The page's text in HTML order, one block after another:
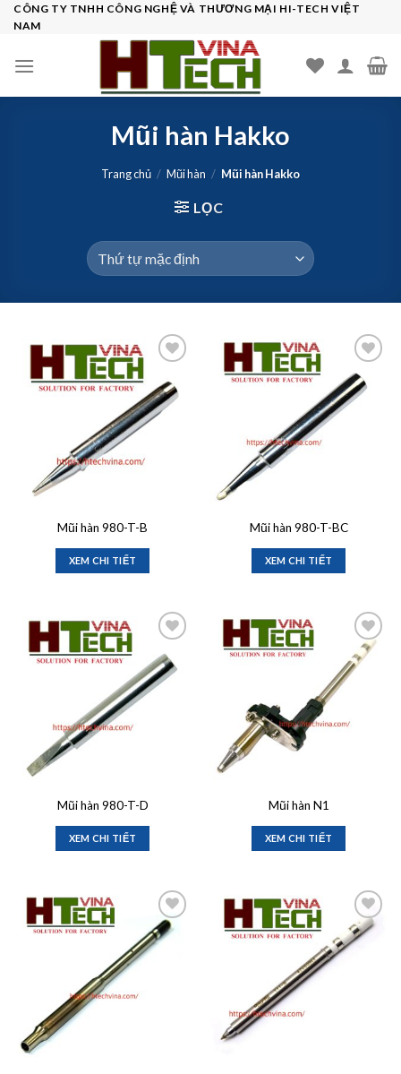
SkipCÔNG TY TNHH CÔNG NGHỆ VÀ THƯƠNG MẠI HI-TECH VIỆT
NAM
Mũi hàn Hakko
Trang chủ / Mũi hàn / Mũi hàn Hakko
LỌC
wishlist
Mũi hàn 980-T-B
XEM CHI TIẾT
Add to
wishlist
Mũi hàn 980-T-BC
XEM CHI TIẾT
Add to
wishlist
Mũi hàn 980-T-D
XEM CHI TIẾT
Add to
wishlist
Mũi hàn N1
XEM CHI TIẾT
Add to
wishlist
Add to
wishlist